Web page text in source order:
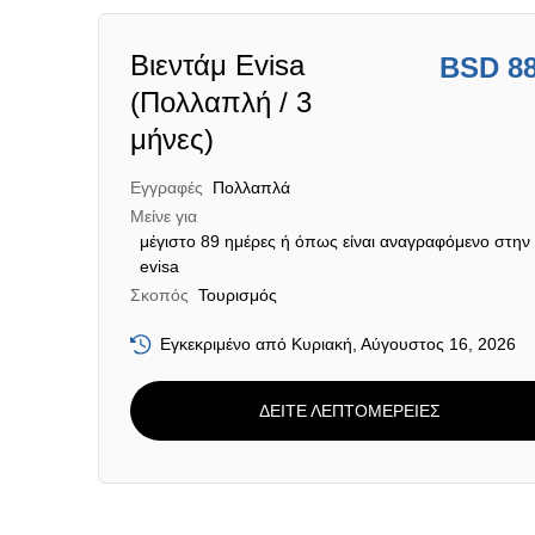
Βιεντάμ Evisa
(Πολλαπλή / 3
μήνες)
BSD
Εγγραφές
Πολλαπλά
Μείνε για
μέγιστο 89 ημέρες ή όπως είναι αναγραφόμενο στην
evisa
Σκοπός Τουρισμός
Εγκεκριμένο από Κυριακή, Αύγουστος 16, 2026
ΔΕΙΤΕ ΛΕΠΤΟΜΕΡΕΙΕΣ